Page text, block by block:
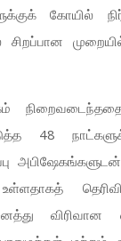
கோயில்
சிறப்பான
48
விரிவான